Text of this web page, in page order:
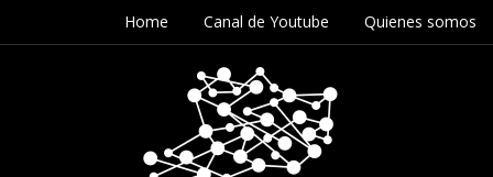
Home Canal de Youtube Quienes somos